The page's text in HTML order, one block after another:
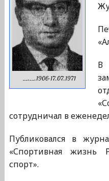
__.__.1906-17.07.1971
В
сотрудничал в
Публиковался в
«Спортивная жизнь
спорт».